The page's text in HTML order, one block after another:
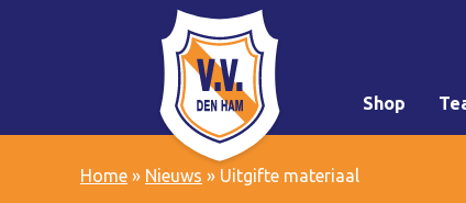
Shop
Home » Nieuws » Uitgifte materiaal